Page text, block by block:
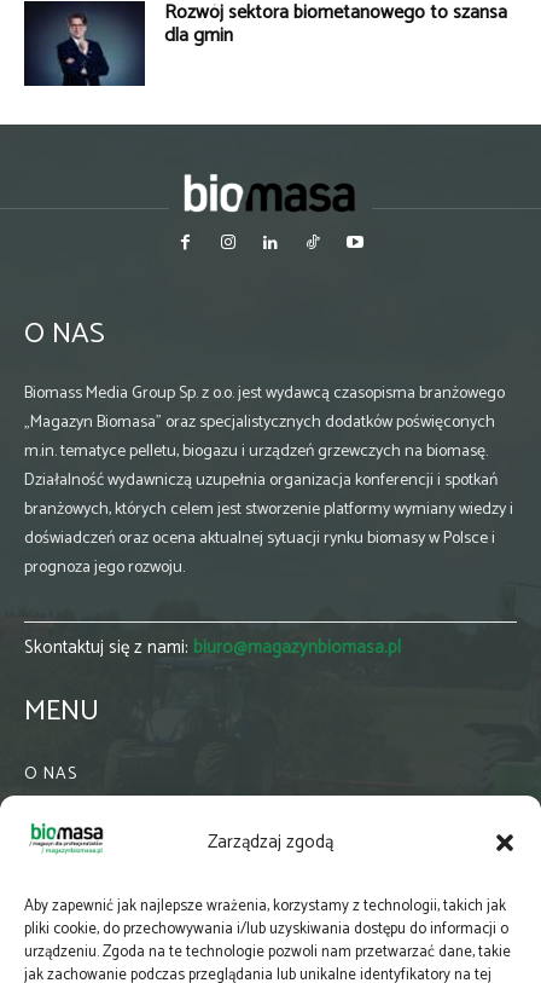
Zarządzaj zgodą
Aby zapewnić jak najlepsze wrażenia, korzystamy z technologii, takich jak
pliki cookie, do przechowywania i/lub uzyskiwania dostępu do informacji o
urządzeniu. Zgoda na te technologie pozwoli nam przetwarzać dane, takie
jak zachowanie podczas przeglądania lub unikalne identyfikatory na tej
Rozwój sektora biometanowego to szansa
dla gmin
O NAS
Biomass Media Group Sp. z o.o. jest wydawcą czasopisma branżowego
„Magazyn Biomasa” oraz specjalistycznych dodatków poświęconych
m.in. tematyce pelletu, biogazu i urządzeń grzewczych na biomasę.
Działalność wydawniczą uzupełnia organizacja konferencji i spotkań
branżowych, których celem jest stworzenie platformy wymiany wiedzy i
doświadczeń oraz ocena aktualnej sytuacji rynku biomasy w Polsce i
prognoza jego rozwoju.
Skontaktuj się z nami: biuro@magazynbiomasa.pl
MENU
O NAS
WSPÓŁPRACA
PRENUMERATA
NEWSLETTER